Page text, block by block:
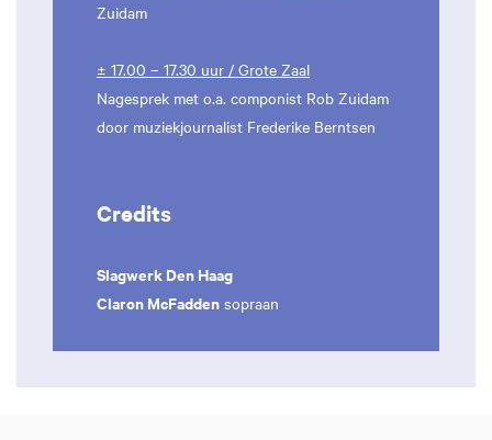
Zuidam
± 17.00 – 17.30 uur / Grote Zaal
Nagesprek met o.a. componist Rob Zuidam
door muziekjournalist Frederike Berntsen
Credits
Slagwerk Den Haag
Claron McFadden sopraan